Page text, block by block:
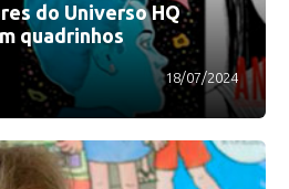
do Universo HQ
quadrinhos
18/07/2024